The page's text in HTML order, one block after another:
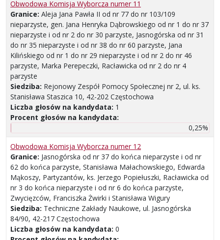
Obwodowa Komisja Wyborcza numer 11
Granice: Aleja Jana Pawła II od nr 77 do nr 103/109
nieparzyste, gen. Jana Henryka Dąbrowskiego od nr 1 do nr 37
nieparzyste i od nr 2 do nr 30 parzyste, Jasnogórska od nr 31
do nr 35 nieparzyste i od nr 38 do nr 60 parzyste, Jana
Kilińskiego od nr 1 do nr 29 nieparzyste i od nr 2 do nr 46
parzyste, Marka Perepeczki, Racławicka od nr 2 do nr 4
parzyste
Siedziba: Rejonowy Zespół Pomocy Społecznej nr 2, ul. ks.
Stanisława Staszica 10, 42-202 Częstochowa
Liczba głosów na kandydata: 1
Procent głosów na kandydata:
0,25%
Obwodowa Komisja Wyborcza numer 12
Granice: Jasnogórska od nr 37 do końca nieparzyste i od nr
62 do końca parzyste, Stanisława Małachowskiego, Edwarda
Mąkoszy, Partyzantów, ks. Jerzego Popiełuszki, Racławicka od
nr 3 do końca nieparzyste i od nr 6 do końca parzyste,
Zwycięzców, Franciszka Żwirki i Stanisława Wigury
Siedziba: Techniczne Zakłady Naukowe, ul. Jasnogórska
84/90, 42-217 Częstochowa
Liczba głosów na kandydata: 0